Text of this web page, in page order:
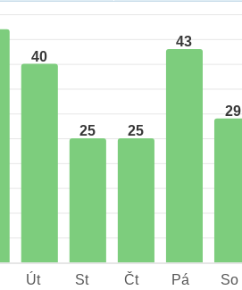
40
25 25
43
29
Út St Čt Pá So